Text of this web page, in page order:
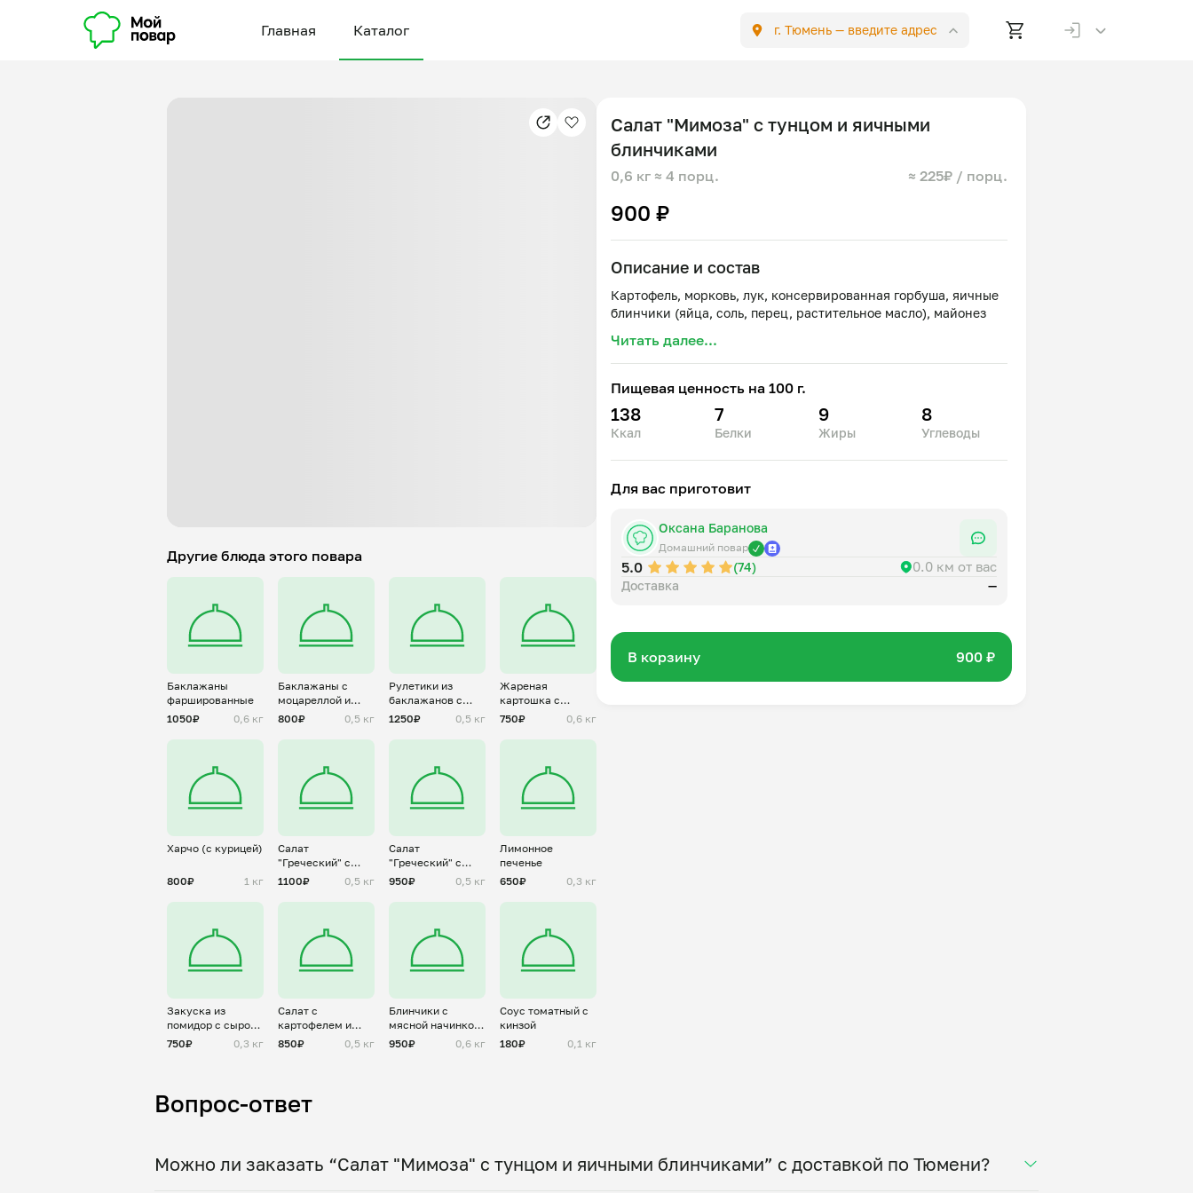
Главная Каталог г. Тюмень — введите адрес
Другие блюда этого повара
Баклажаны
фаршированные
1050₽
0,6 кг
Баклажаны с
моцареллой и
помидорами
800₽ 0,5 кг
Рулетики из
баклажанов с
разнывми
1250₽ 0,5 кг
Жареная
картошка с
солеными
750₽ 0,6 кг
Харчо (с курицей)
800₽ 1 кг
Салат
"Греческий" с
тунцом
1100₽ 0,5 кг
Салат
"Греческий" с
сухариками и
950₽ 0,5 кг
Лимонное
печенье
650₽
0,3 кг
Закуска из
помидор с сыром
и чесноком
750₽ 0,3 кг
Салат с
картофелем и
грибами
850₽ 0,5 кг
Блинчики с
мясной начинкой
"А-ля болоньезе"
950₽ 0,6 кг
Соус томатный с
кинзой
180₽
0,1 кг
Салат "Мимоза" с тунцом и яичными
блинчиками
0,6 кг ≈ 4 порц. ≈ 225₽ / порц.
900 ₽
Описание и состав
Картофель, морковь, лук, консервированная горбуша, яичные
Читать далее...
Пищевая ценность на 100 г.
138
Ккал
7
Белки
9
Жиры
8
Углеводы
Для вас приготовит
Оксана Баранова
Домашний повар
5.0 (74) 0.0 км от вас
Доставка —
В корзину 900 ₽
Вопрос-ответ
Можно ли заказать “Салат "Мимоза" с тунцом и яичными блинчиками” с доставкой по Тюмени?